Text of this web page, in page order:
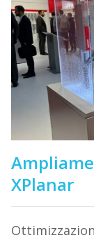
XPlanar